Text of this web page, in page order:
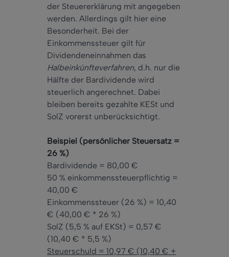
der Steuererklärung mit angegeben
werden. Allerdings gilt hier eine
Besonderheit. Bei der
Einkommenssteuer gilt für
Dividendeneinnahmen das
Halbeinkünfteverfahren, d.h. nur die
Hälfte der Bardividende wird
steuerlich angerechnet. Dabei
bleiben bereits gezahlte KESt und
SolZ vorerst unberücksichtigt.
Beispiel (persönlicher Steuersatz =
26 %)
Bardividende = 80,00 €
50 % einkommenssteuerpflichtig =
40,00 €
Einkommenssteuer (26 %) = 10,40
€ (40,00 € * 26 %)
SolZ (5,5 % auf EKSt) = 0,57 €
(10,40 € * 5,5 %)
Steuerschuld = 10,97 € (10,40 € +